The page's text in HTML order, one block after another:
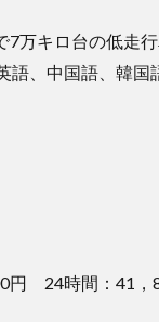
7万キロ台の低走
、中国語、韓国
円 24時間：41，